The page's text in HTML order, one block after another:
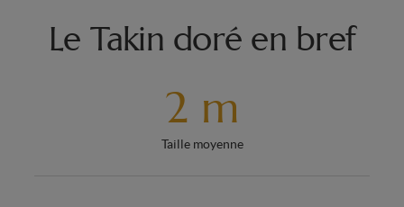
Le Takin doré en bref
2 m
Taille moyenne